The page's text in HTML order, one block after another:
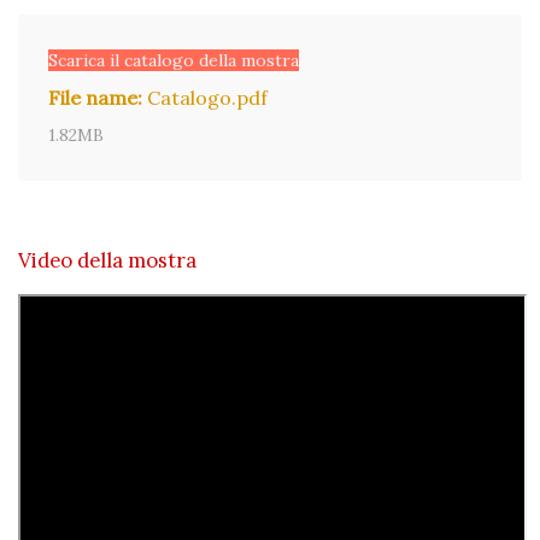
Scarica il catalogo della mostra
File name: Catalogo.pdf
1.82MB
Video della mostra